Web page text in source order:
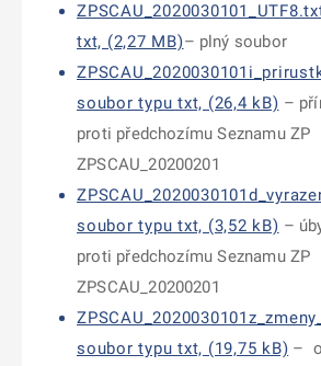
txt, (2,27 MB)– plný soubor
soubor typu txt, (26,4 kB) –
proti předchozímu Seznamu ZP
ZPSCAU_20200201
soubor typu txt, (3,52 kB) –
proti předchozímu Seznamu ZP
ZPSCAU_20200201
soubor typu txt, (19,75 kB) –